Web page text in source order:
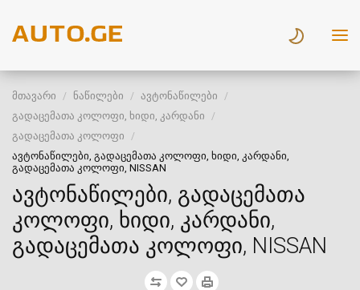
მთავარი ნაწილები
ავტონაწილები
გადაცემათა კოლოფი, ხიდი, კარდანი
გადაცემათა კოლოფი
ავტონაწილები, გადაცემათა კოლოფი, ხიდი, კარდანი,
გადაცემათა კოლოფი, NISSAN
ავტონაწილები, გადაცემათა
კოლოფი, ხიდი, კარდანი,
გადაცემათა კოლოფი, NISSAN